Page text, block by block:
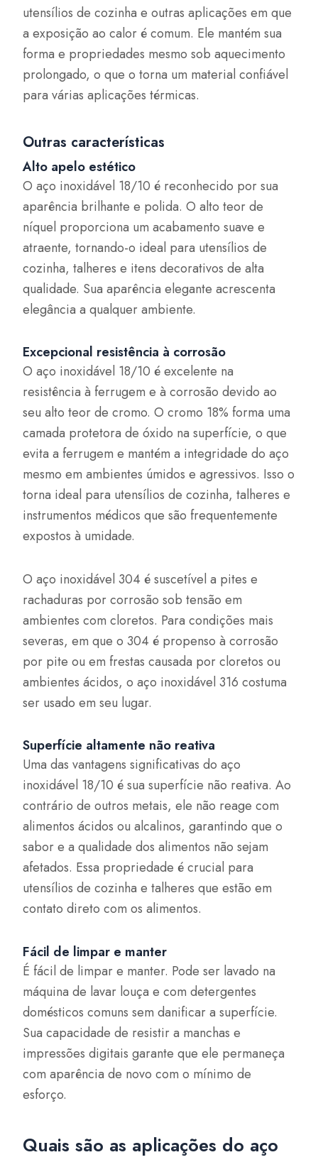
utensílios de cozinha e outras aplicações em que
a exposição ao calor é comum. Ele mantém sua
forma e propriedades mesmo sob aquecimento
prolongado, o que o torna um material confiável
para várias aplicações térmicas.
Outras características
Alto apelo estético
O aço inoxidável 18/10 é reconhecido por sua
aparência brilhante e polida. O alto teor de
níquel proporciona um acabamento suave e
atraente, tornando-o ideal para utensílios de
cozinha, talheres e itens decorativos de alta
qualidade. Sua aparência elegante acrescenta
elegância a qualquer ambiente.
Excepcional resistência à corrosão
O aço inoxidável 18/10 é excelente na
resistência à ferrugem e à corrosão devido ao
seu alto teor de cromo. O cromo 18% forma uma
camada protetora de óxido na superfície, o que
evita a ferrugem e mantém a integridade do aço
mesmo em ambientes úmidos e agressivos. Isso o
torna ideal para utensílios de cozinha, talheres e
instrumentos médicos que são frequentemente
expostos à umidade.
O aço inoxidável 304 é suscetível a pites e
rachaduras por corrosão sob tensão em
ambientes com cloretos. Para condições mais
severas, em que o 304 é propenso à corrosão
por pite ou em frestas causada por cloretos ou
ambientes ácidos, o aço inoxidável 316 costuma
ser usado em seu lugar.
Superfície altamente não reativa
Uma das vantagens significativas do aço
inoxidável 18/10 é sua superfície não reativa. Ao
contrário de outros metais, ele não reage com
alimentos ácidos ou alcalinos, garantindo que o
sabor e a qualidade dos alimentos não sejam
afetados. Essa propriedade é crucial para
utensílios de cozinha e talheres que estão em
contato direto com os alimentos.
Fácil de limpar e manter
É fácil de limpar e manter. Pode ser lavado na
máquina de lavar louça e com detergentes
domésticos comuns sem danificar a superfície.
Sua capacidade de resistir a manchas e
impressões digitais garante que ele permaneça
com aparência de novo com o mínimo de
esforço.
Quais são as aplicações do aço